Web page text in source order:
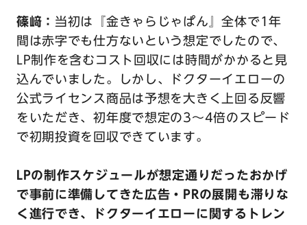
篠﨑： 当初は『金きゃらじゃぱん』全体で1年
間は赤字でも仕方ないという想定でしたので、
LP制作を含むコスト回収には時間がかかると見
込んでいました。しかし、ドクターイエローの
公式ライセンス商品は予想を大きく上回る反響
をいただき、初年度で想定の3〜4倍のスピード
で初期投資を回収できています。
LPの制作スケジュールが想定通りだったおかげ
で事前に準備してきた広告・PRの展開も滞りな
く進行でき、ドクターイエローに関するトレン